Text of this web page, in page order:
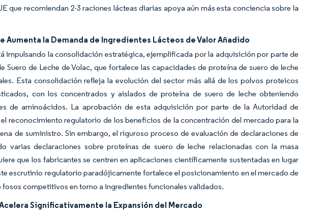
que recomiendan 2-3 raciones lácteas diarias apoya aún más esta conciencia sobre la
la Demanda de Ingredientes Lácteos de Valor Añadido
impulsando la consolidación estratégica, ejemplificada por la adquisición por parte de
de Leche de Volac, que fortalece las capacidades de proteína de suero de leche
Esta consolidación refleja la evolución del sector más allá de los polvos proteicos
con los concentrados y aislados de proteína de suero de leche obteniendo
de aminoácidos. La aprobación de esta adquisición por parte de la Autoridad de
reconocimiento regulatorio de los beneficios de la concentración del mercado para la
de suministro. Sin embargo, el riguroso proceso de evaluación de declaraciones de
varias declaraciones sobre proteínas de suero de leche relacionadas con la masa
que los fabricantes se centren en aplicaciones científicamente sustentadas en lugar
escrutinio regulatorio paradójicamente fortalece el posicionamiento en el mercado de
competitivos en torno a ingredientes funcionales validados.
Significativamente la Expansión del Mercado